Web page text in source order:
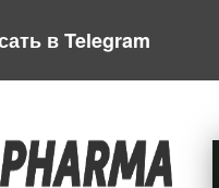
в Telegram